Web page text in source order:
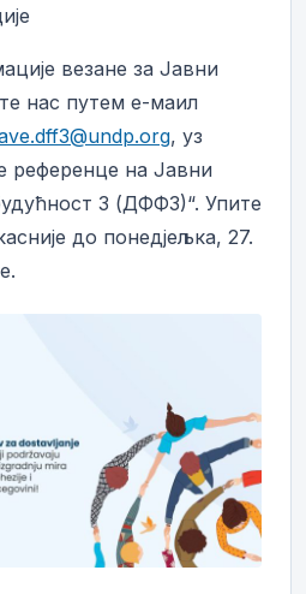
везане за Јавни
нас путем е-маил
, уз
референце на Јавни
3 (ДФФ3)“. Упите
до понедјељка, 27.